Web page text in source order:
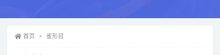
首页 雀形目